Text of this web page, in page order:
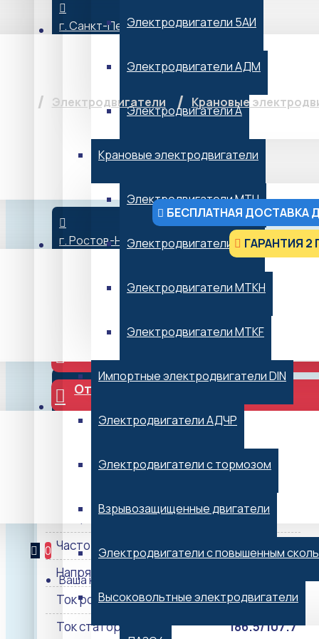
г. Санкт-Петербург
г. Ростов-На-Дону
г. Воронеж
0
Ваша корзина пуста!
Электродвигатели 5АИ
Электродвигатели АДМ
Электродвигатели А
Крановые электродвигатели
Электродвигатели МТН
Электродвигатели MTF
Электродвигатели МТКН
Электродвигатели MTKF
Импортные электродвигатели DIN
Электродвигатели АДЧР
Электродвигатели с тормозом
Взрывозащищенные двигатели
Электродвигатели с повышенным
Высоковольтные электродвигатели
Крановый
Электродвигатели Крановые
БЕСПЛАТНАЯ ДОСТАВКА
ГАРАНТИЯ 2
от 107 800 ₽*
*Не является публичной офертой
Отправить заявку
Мощность, кВт
55
Частота вращения, об/мин
Напряжение, В
Ток ротора, А
103.1
Ток статора, А
186.5/107.7